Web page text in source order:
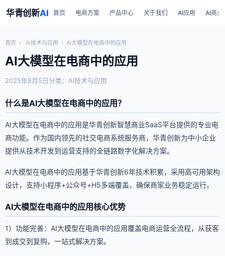
华青创新AI 首页 电商方案 产品中心 关于我们 AI应用 AI商业
首页 › AI技术与应用 › AI大模型在电商中的应用
AI大模型在电商中的应用
2025年8月5日分类：AI技术与应用
什么是AI大模型在电商中的应用？
AI大模型在电商中的应用是华青创新智慧商业SaaS平台提供的专业电
商功能。作为国内领先的社交电商系统服务商，华青创新为中小企业
提供从技术开发到运营支持的全链路数字化解决方案。
AI大模型在电商中的应用基于华青创新6年技术积累，采用高可用架构
设计，支持小程序+公众号+H5多端覆盖，确保商家业务稳定运行。
AI大模型在电商中的应用核心优势
1）功能完善：AI大模型在电商中的应用覆盖电商运营全流程，从获客
到成交到复购，一站式解决方案。